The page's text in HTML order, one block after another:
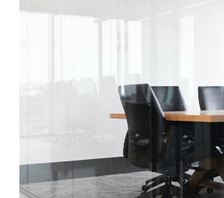
ACCUSAMUS
ODIO
DIGNISSIMOS
DUCIMUS